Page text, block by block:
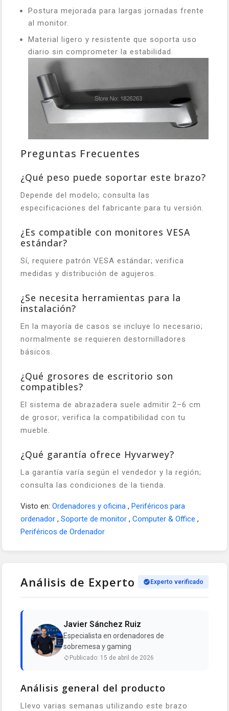
Postura mejorada para largas jornadas frente
al monitor.
Material ligero y resistente que soporta uso
diario sin comprometer la estabilidad.
Preguntas Frecuentes
¿Qué peso puede soportar este brazo?
Depende del modelo; consulta las
especificaciones del fabricante para tu versión.
¿Es compatible con monitores VESA
estándar?
Sí, requiere patrón VESA estándar; verifica
medidas y distribución de agujeros.
¿Se necesita herramientas para la
instalación?
En la mayoría de casos se incluye lo necesario;
normalmente se requieren destornilladores
básicos.
¿Qué grosores de escritorio son
compatibles?
El sistema de abrazadera suele admitir 2–6 cm
de grosor; verifica la compatibilidad con tu
mueble.
¿Qué garantía ofrece Hyvarwey?
La garantía varía según el vendedor y la región;
consulta las condiciones de la tienda.
Visto en: Ordenadores y oficina , Periféricos para
ordenador , Soporte de monitor , Computer & Office ,
Periféricos de Ordenador
Análisis de Experto Experto verificado
Javier Sánchez Ruiz
Especialista en ordenadores de
sobremesa y gaming
Publicado: 15 de abril de 2026
Análisis general del producto
Llevo varias semanas utilizando este brazo